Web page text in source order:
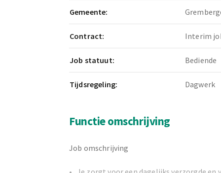
Gemeente:
Contract: Interim
Job statuut: Bediende
Tijdsregeling: Dagwerk
Functie omschrijving
Job omschrijving